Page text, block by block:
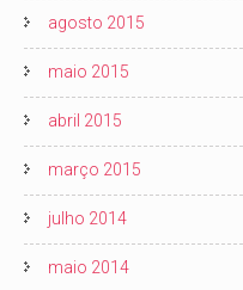
agosto 2015
maio 2015
abril 2015
março 2015
julho 2014
maio 2014